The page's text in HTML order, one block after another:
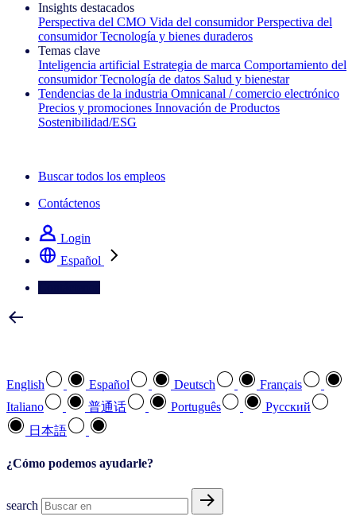
Insights destacados
Perspectiva del CMO Vida del consumidor Perspectiva del
consumidor Tecnología y bienes duraderos
Temas clave
Inteligencia artificial Estrategia de marca Comportamiento del
consumidor Tecnología de datos Salud y bienestar
Tendencias de la industria Omnicanal / comercio electrónico
Precios y promociones Innovación de Productos
Sostenibilidad/ESG
Buscar todos los empleos
Contáctenos
Login
Español
English Español Deutsch
Français
Italiano
普通话 Português
Pусский
日本語
¿Cómo podemos ayudarle?
search